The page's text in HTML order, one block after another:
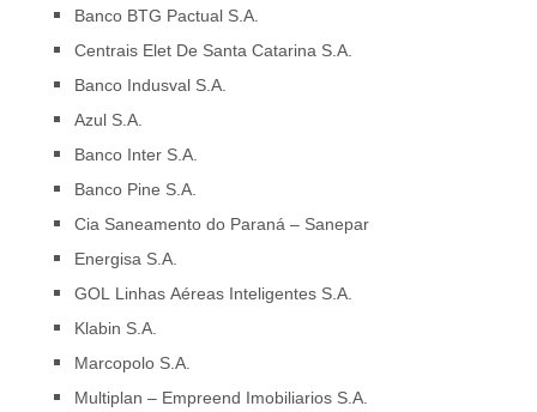
Banco BTG Pactual S.A.
Centrais Elet De Santa Catarina S.A.
Banco Indusval S.A.
Azul S.A.
Banco Inter S.A.
Banco Pine S.A.
Cia Saneamento do Paraná – Sanepar
Energisa S.A.
GOL Linhas Aéreas Inteligentes S.A.
Klabin S.A.
Marcopolo S.A.
Multiplan – Empreend Imobiliarios S.A.